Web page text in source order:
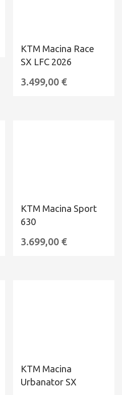
KTM Macina Race
SX LFC 2026
3.499,00€
KTM Macina Sport
630
3.699,00€
KTM Macina
Urbanator SX